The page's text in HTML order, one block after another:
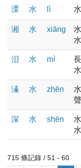
溧 水 lì
湘 水 xiānɡ
汨 水 mì
溱 水 zhēn
聲
深 水 shēn
715 條記錄 / 51 - 60